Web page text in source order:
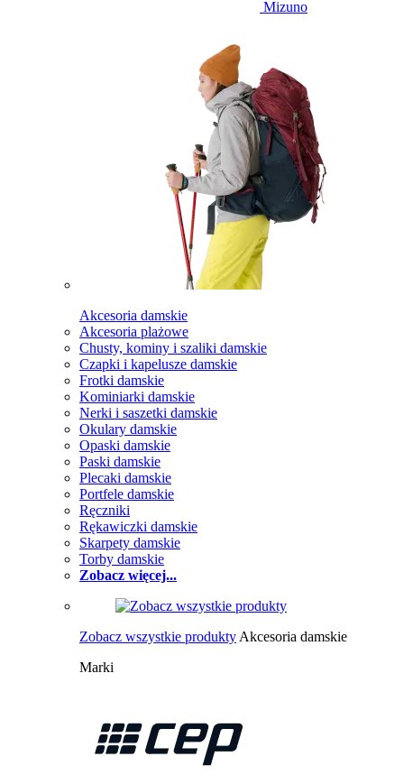
Mizuno
Akcesoria damskie
Akcesoria plażowe
Chusty, kominy i szaliki damskie
Czapki i kapelusze damskie
Frotki damskie
Kominiarki damskie
Nerki i saszetki damskie
Okulary damskie
Opaski damskie
Paski damskie
Plecaki damskie
Portfele damskie
Ręczniki
Rękawiczki damskie
Skarpety damskie
Torby damskie
Zobacz więcej...
Zobacz wszystkie produkty Akcesoria damskie
Marki